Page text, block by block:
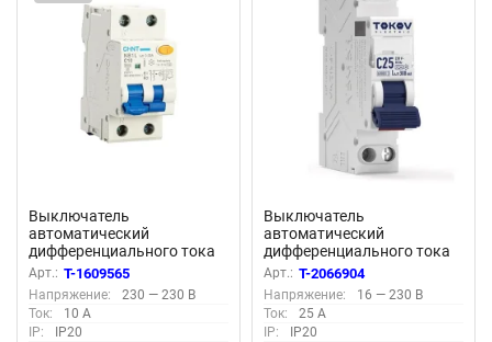
Выключатель
автоматический
дифференциального тока
1п+N C 10А 30мА тип A 6кА
NB1L (36мм) (R) CHINT
203017
Арт.: T-1609565
Напряжение:
230 — 230 В
Ток:
10 А
IP:
IP20
Выключатель
автоматический
дифференциального тока
2п (1P+N) C 25А 30мА тип A
6кА PRIZMA 18мм TOKOV
ELECTRIC TKE-PZ60-RCBO-
1-25-30-A
Арт.: T-2066904
Напряжение:
16 — 230 В
Ток:
25 А
IP:
IP20